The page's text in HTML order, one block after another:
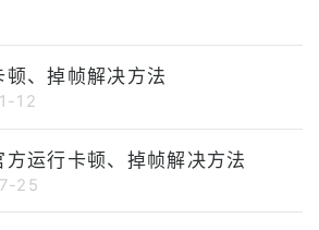
、掉帧解决方法
12
运行卡顿、掉帧解决方法
25